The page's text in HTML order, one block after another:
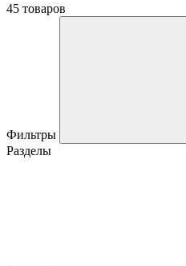
45 товаров
Фильтры
Разделы